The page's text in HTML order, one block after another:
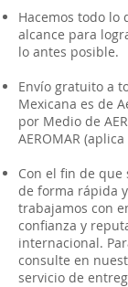
Hacemos todo lo
alcance para
lo antes posible.
Envío gratuito a
Mexicana es de
por Medio de
AEROMAR
Con el fin de
de forma rápida
trabajamos con
confianza y
internacional.
consulte en
servicio de